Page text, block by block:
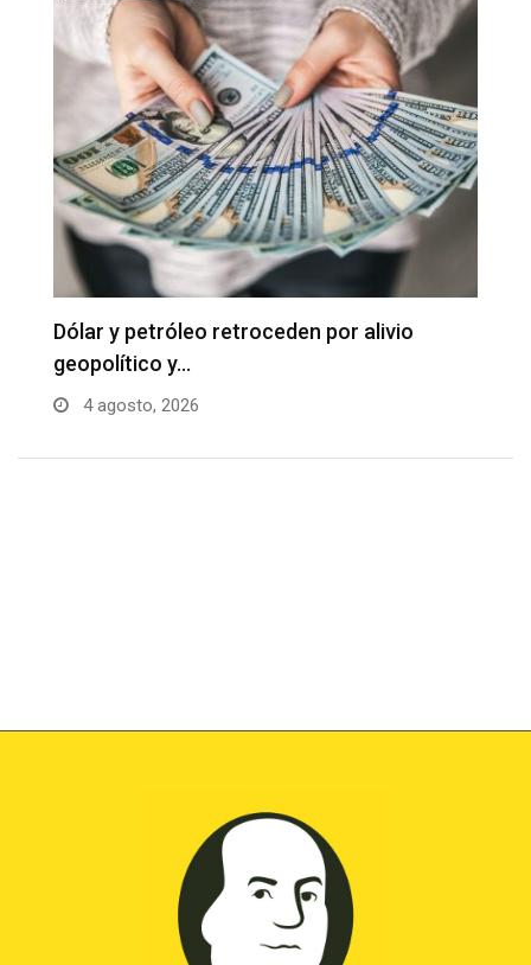
Dólar y petróleo retroceden por alivio
geopolítico y…
4 agosto, 2026